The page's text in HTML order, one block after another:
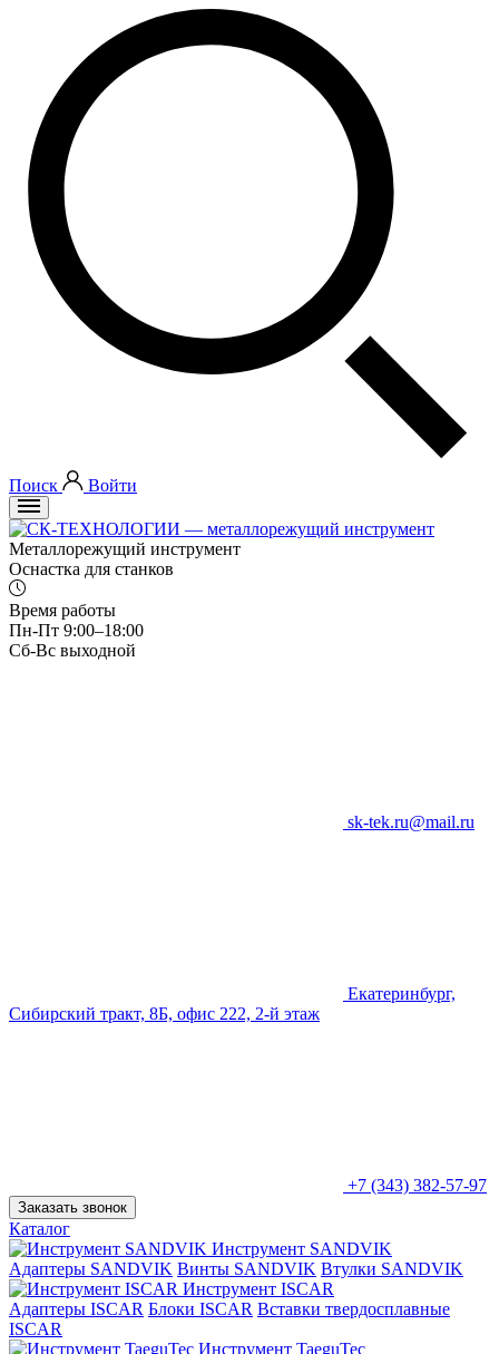
Поиск Войти
Металлорежущий инструмент
Оснастка для станков
Время работы
Пн-Пт 9:00–18:00
Сб-Вс выходной
sk-tek.ru@mail.ru
Екатеринбург,
Сибирский тракт, 8Б, офис 222, 2-й этаж
+7 (343) 382-57-97
Заказать звонок
Каталог
Инструмент SANDVIK
Адаптеры SANDVIK Винты SANDVIK Втулки SANDVIK
Инструмент ISCAR
Адаптеры ISCAR Блоки ISCAR Вставки твердосплавные
ISCAR
Инструмент TaeguTec